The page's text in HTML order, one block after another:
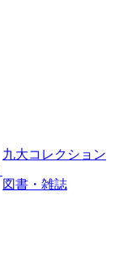
九大コレクション
図書・雑誌